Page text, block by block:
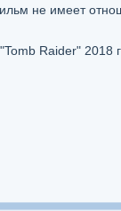
не имеет
Raider" 2018